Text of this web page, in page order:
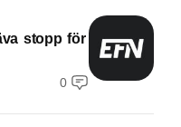
stopp för
0